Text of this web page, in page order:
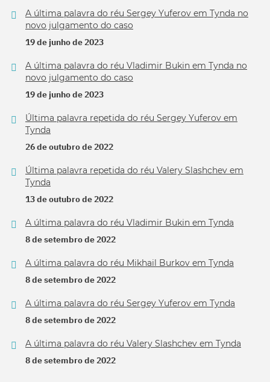
A última palavra do réu Sergey Yuferov em Tynda no
novo julgamento do caso
19 de junho de 2023
A última palavra do réu Vladimir Bukin em Tynda no
novo julgamento do caso
19 de junho de 2023
Última palavra repetida do réu Sergey Yuferov em
Tynda
26 de outubro de 2022
Última palavra repetida do réu Valery Slashchev em
Tynda
13 de outubro de 2022
A última palavra do réu Vladimir Bukin em Tynda
8 de setembro de 2022
A última palavra do réu Mikhail Burkov em Tynda
8 de setembro de 2022
A última palavra do réu Sergey Yuferov em Tynda
8 de setembro de 2022
A última palavra do réu Valery Slashchev em Tynda
8 de setembro de 2022